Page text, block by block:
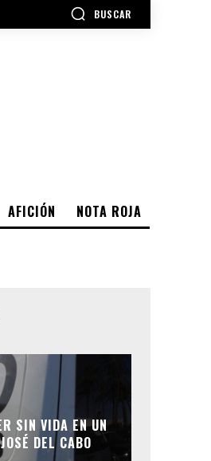
BUSCAR
AFICIÓN NOTA ROJA
SIN VIDA EN UN
DEL CABO